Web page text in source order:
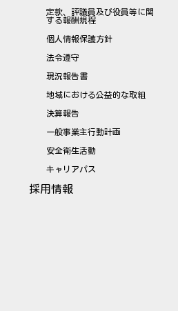
定款、評議員及び役員等に関
する報酬規程
個人情報保護方針
法令遵守
現況報告書
地域における公益的な取組
決算報告
一般事業主行動計画
安全衛生活動
キャリアパス
採用情報